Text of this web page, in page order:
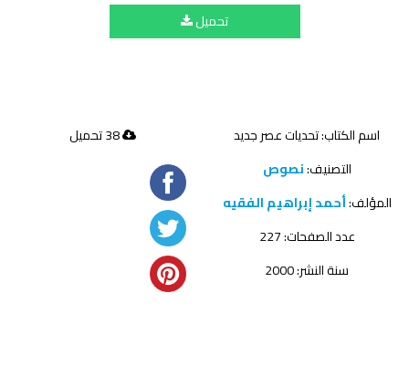
تحميل
اسم الكتاب: تحديات عصر جديد
التصنيف:نصوص
المؤلف:أحمد إبراهيم الفقيه
عدد الصفحات: 227
سنة النشر: 2000
38 تحميل